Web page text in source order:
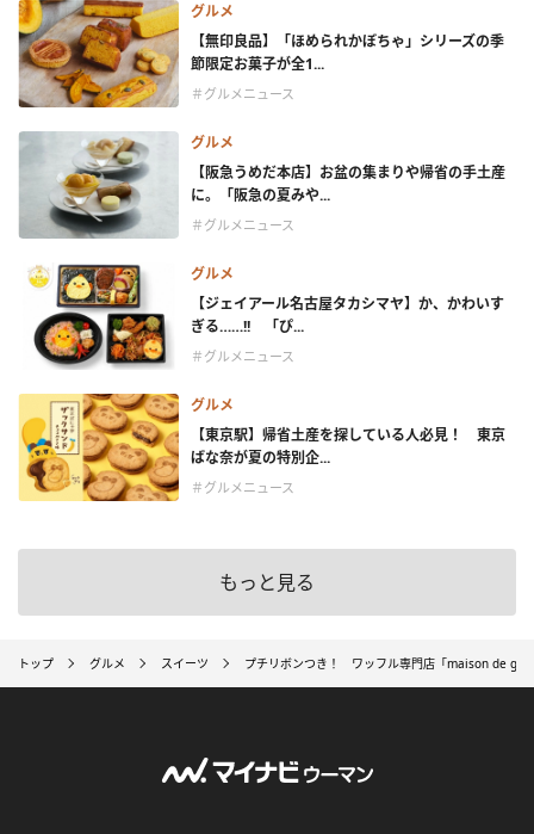
グルメ
【無印良品】「ほめられかぼちゃ」シリーズの季
節限定お菓子が全1...
＃グルメニュース
グルメ
【阪急うめだ本店】お盆の集まりや帰省の手土産
に。「阪急の夏みや...
＃グルメニュース
グルメ
【ジェイアール名古屋タカシマヤ】か、かわいす
ぎる……!! 「ぴ...
＃グルメニュース
グルメ
【東京駅】帰省土産を探している人必見！ 東京
ばな奈が夏の特別企...
＃グルメニュース
もっと見る
トップ グルメ スイーツ プチリボンつき！ ワッフル専門店「maison de gigi